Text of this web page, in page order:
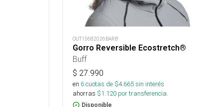
OUT15682026BARB
Gorro Reversible Ecostretch®
Buff
$ 27.990
en 6cuotas de $4.665sin interés
ahorras $1.120 por transferencia.
Disponible